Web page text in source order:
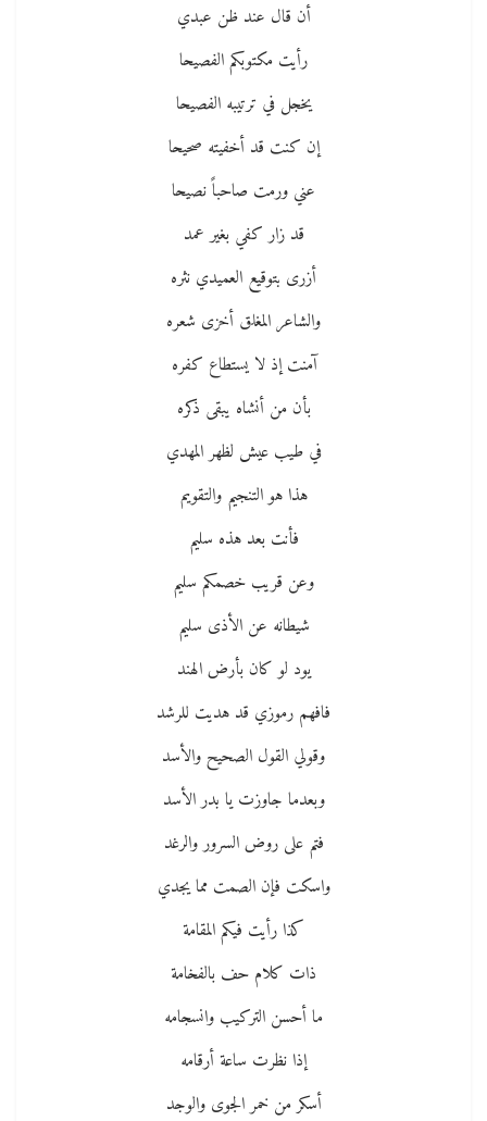
أن قال عند ظن عبدي
رأيت مكتوبكم الفصيحا
يخجل في ترتيبه الفصيحا
إن كنت قد أخفيته صحيحا
عني ورمت صاحباً نصيحا
قد زار كفي بغير عمد
أزرى بتوقيع العميدي نثره
والشاعر المغلق أخزى شعره
آمنت إذ لا يستطاع كفره
بأن من أنشاه يبقى ذكره
في طيب عيش لظهر المهدي
هذا هو التنجيم والتقويم
فأنت بعد هذه سليم
وعن قريب خصمكم سليم
شيطانه عن الأذى سليم
يود لو كان بأرض الهند
فافهم رموزي قد هديت للرشد
وقولي القول الصحيح والأسد
وبعدما جاوزت يا بدر الأسد
فتم على روض السرور والرغد
واسكت فإن الصمت مما يجدي
كذا رأيت فيكم المقامة
ذات كلام حف بالفخامة
ما أحسن التركيب وانسجامه
إذا نظرت ساعة أرقامه
أسكر من خمر الجوى والوجد